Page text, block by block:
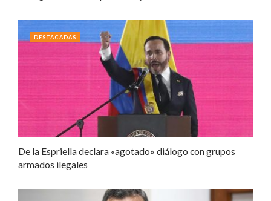
De la Espriella declara «agotado» diálogo con grupos
armados ilegales
DESTACADAS